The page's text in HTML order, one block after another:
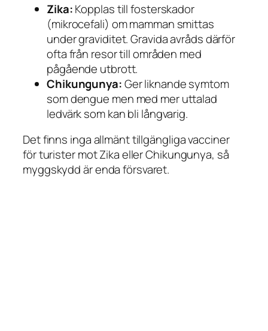
Zika:Kopplas till fosterskador
(mikrocefali) om mamman smittas
under graviditet. Gravida avråds därför
ofta från resor till områden med
pågående utbrott.
Chikungunya:Ger liknande symtom
som dengue men med mer uttalad
ledvärk som kan bli långvarig.
Det finns inga allmänt tillgängliga vacciner
för turister mot Zika eller Chikungunya, så
myggskydd är enda försvaret.